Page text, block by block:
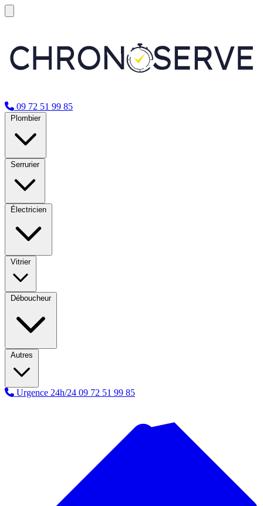
09 72 51 99 85
Plombier
Serrurier
Électricien
Vitrier
Déboucheur
Autres
Urgence 24h/24 09 72 51 99 85